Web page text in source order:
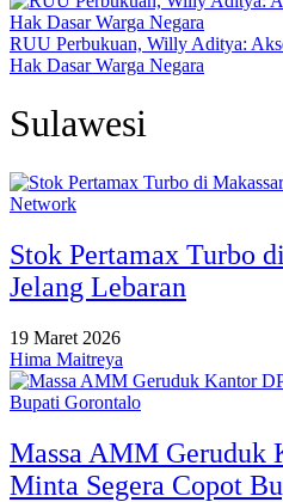
RUU Perbukuan, Willy Aditya:
Hak Dasar Warga Negara
Sulawesi
Network
Stok Pertamax Turbo
Jelang Lebaran
19 Maret 2026
Hima Maitreya
Massa AMM Geruduk
Minta Segera Copot